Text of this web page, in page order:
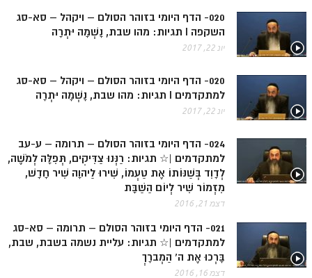
ספר הזוהר בראשית ב' מתחילים
ספר הזוהר בראשית ב' מתקדמים
ספר הזוהר נח מתחילים
ספר הזוהר נח מתקדמים
ספר הזוהר לך לך מתקדמים
ספר הזוהר וירא מתחילים
ספר הזוהר חיי שרה מתחילים
ספר הזוהר חיי שרה מתקדמים
020- הדף היומי בזוהר הסולם – ויקהל – סא-סג
השקפה I תגיות: מהו שבת, נָשְׁמָה יִתְרָה
יונ 22, 2017
020- הדף היומי בזוהר הסולם – ויקהל – סא-סג
למתקדמים I תגיות: מהו שבת, נָשְׁמָה יִתְרָה
יונ 22, 2017
024- הדף היומי בזוהר הסולם – תרומה – ע-עב
למתקדמים |☆ תגיות: רַנְּנוּ צַדִּיקִים, תְּפִלָּה לְמֹשֶׁה,
לְדָוִד בְּשַׁנּוֹתוֹ אֶת טַעְמוֹ, שִׁירוּ לַיהוָה שִׁיר חָדָשׁ,
מִזְמוֹר שִׁיר לְיוֹם הַשַּׁבָּת
דצמ 21, 2016
021- הדף היומי בזוהר הסולם – תרומה – סא-סג
למתקדמים |☆ תגיות: עליית נשמה בשבת, שבת,
בָּרְכוּ אֶת ה' הַמְברָךְ
דצמ 16, 2016